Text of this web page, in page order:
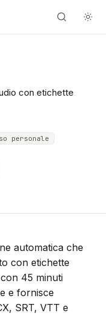
con etichette
personale
automatica che
con etichette
45 minuti
e fornisce
SRT, VTT e